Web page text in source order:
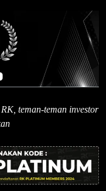
teman-teman investor